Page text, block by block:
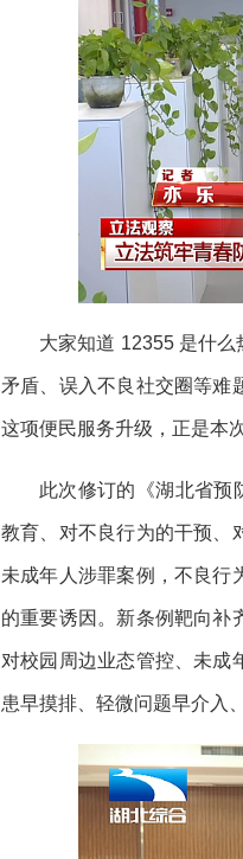
大家知道 12355 是什
矛盾、误入不良社交圈等难
这项便民服务升级，正是本
此次修订的《湖北省预
教育、对不良行为的干预、
未成年人涉罪案例，不良行
的重要诱因。新条例靶向补
对校园周边业态管控、未成
患早摸排、轻微问题早介入